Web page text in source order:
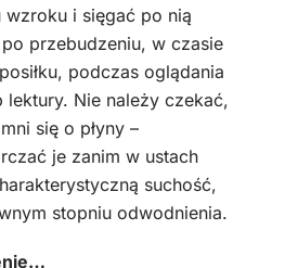
i sięgać po nią
przebudzeniu, w czasie
podczas oglądania
lektury. Nie należy czekać,
się o płyny –
je zanim w ustach
suchość,
stopniu odwodnienia.